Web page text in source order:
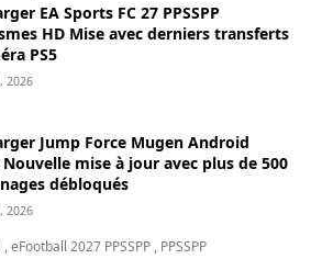
EA Sports FC 27 PPSSPP
HD Mise avec derniers transferts
PS5
2026
Jump Force Mugen Android
mise à jour avec plus de 500
débloqués
2026
,eFootball 2027 PPSSPP , PPSSPP